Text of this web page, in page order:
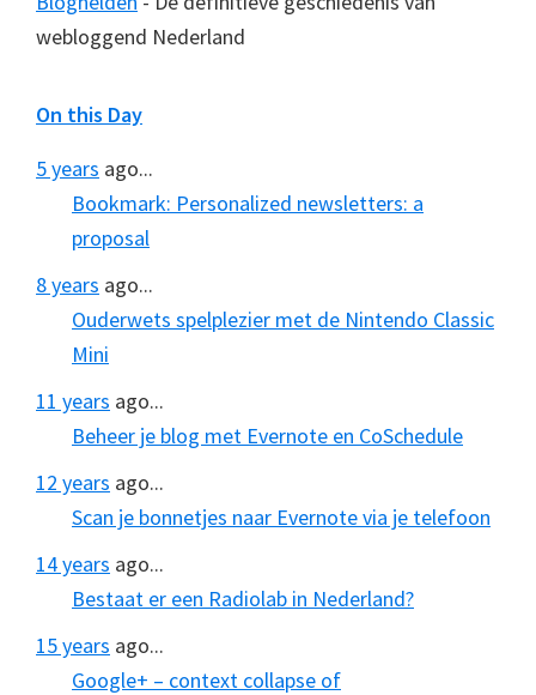
webloggend Nederland
On this Day
5 years ago...
Bookmark: Personalized newsletters: a
proposal
8 years ago...
Ouderwets spelplezier met de Nintendo Classic
Mini
11 years ago...
Beheer je blog met Evernote en CoSchedule
12 years ago...
Scan je bonnetjes naar Evernote via je telefoon
14 years ago...
Bestaat er een Radiolab in Nederland?
15 years ago...
Google+ – context collapse of